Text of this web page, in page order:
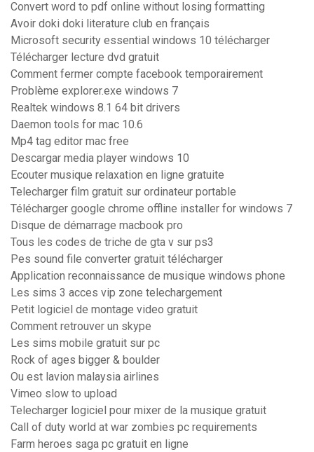
Convert word to pdf online without losing formatting
Avoir doki doki literature club en français
Microsoft security essential windows 10 télécharger
Télécharger lecture dvd gratuit
Comment fermer compte facebook temporairement
Problème explorer.exe windows 7
Realtek windows 8.1 64 bit drivers
Daemon tools for mac 10.6
Mp4 tag editor mac free
Descargar media player windows 10
Ecouter musique relaxation en ligne gratuite
Telecharger film gratuit sur ordinateur portable
Télécharger google chrome offline installer for windows 7
Disque de démarrage macbook pro
Tous les codes de triche de gta v sur ps3
Pes sound file converter gratuit télécharger
Application reconnaissance de musique windows phone
Les sims 3 acces vip zone telechargement
Petit logiciel de montage video gratuit
Comment retrouver un skype
Les sims mobile gratuit sur pc
Rock of ages bigger & boulder
Ou est lavion malaysia airlines
Vimeo slow to upload
Telecharger logiciel pour mixer de la musique gratuit
Call of duty world at war zombies pc requirements
Farm heroes saga pc gratuit en ligne